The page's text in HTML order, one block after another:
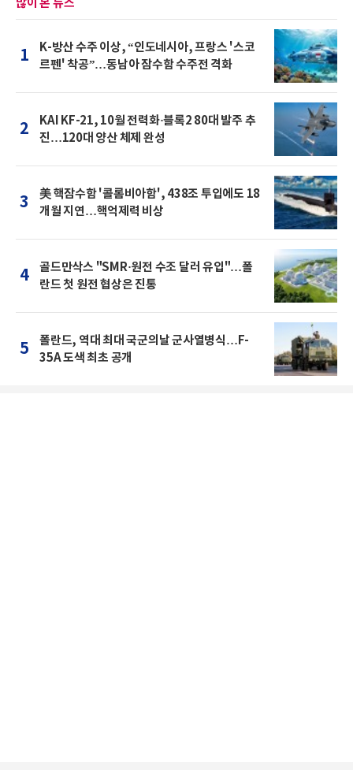
많이 본 뉴스
1
K-방산 수주 이상, “인도네시아, 프랑스 '스코
르펜' 착공”…동남아 잠수함 수주전 격화
2
KAI KF-21, 10월 전력화·블록2 80대 발주 추
진…120대 양산 체제 완성
3
美 핵잠수함 '콜롬비아함', 438조 투입에도 18
개월 지연…핵억제력 비상
4
골드만삭스 "SMR·원전 수조 달러 유입"…폴
란드 첫 원전 협상은 진통
5
폴란드, 역대 최대 국군의날 군사열병식…F-
35A 도색 최초 공개